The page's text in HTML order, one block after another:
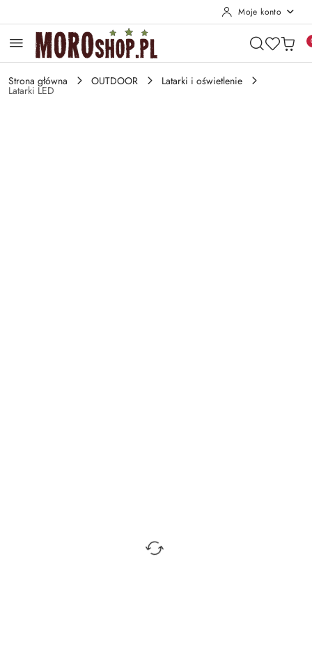
Moje konto
Strona główna OUTDOOR Latarki i oświetlenie
Latarki LED